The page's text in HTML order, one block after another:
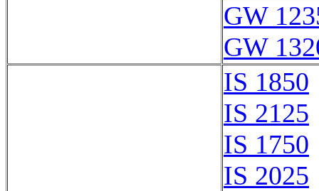
GW
GW
IS 1850
IS 2125
IS 1750
IS 2025